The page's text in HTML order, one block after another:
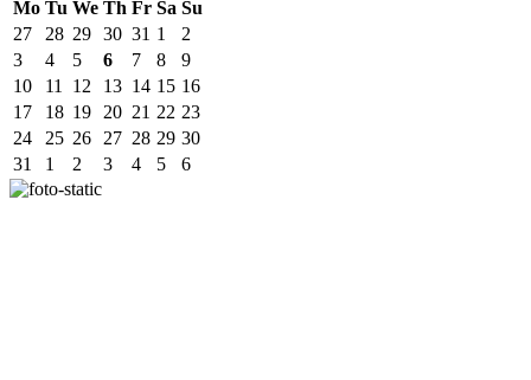
Mo Tu We Th Fr Sa Su
27
28 29 30 31 1
2
3
4 5 6 7 8
9
10
11 12 13 14 15 16
17
18 19 20 21 22 23
24
25 26 27 28 29 30
31
1 2 3 4 5 6